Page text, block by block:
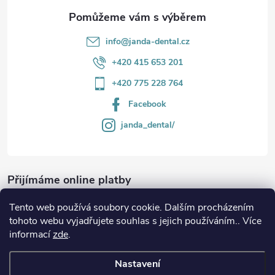
Tento web používá soubory cookie. Dalším procházením
tohoto webu vyjadřujete souhlas s jejich používáním.. Více
informacízde.
Nastavení
info@janda-dental.cz
+420 415 653 201
+420 775 228 764
Facebook
janda_dental/
Přijímáme online platby